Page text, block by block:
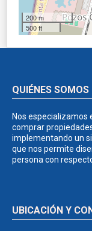
200 m
500 ft
QUIÉNES SOMOS
Nos especializamos
comprar
implementando un
que nos permite
persona con
UBICACIÓN Y